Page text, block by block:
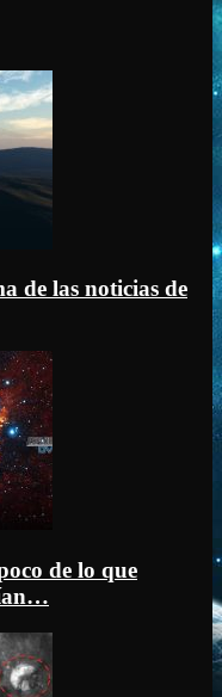
de las noticias de
de lo que